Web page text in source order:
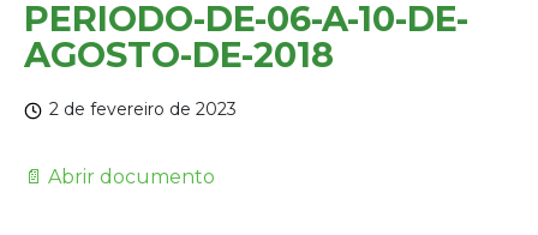
PERIODO-DE-06-A-10-DE-
AGOSTO-DE-2018
2 de fevereiro de 2023
📄 Abrir documento